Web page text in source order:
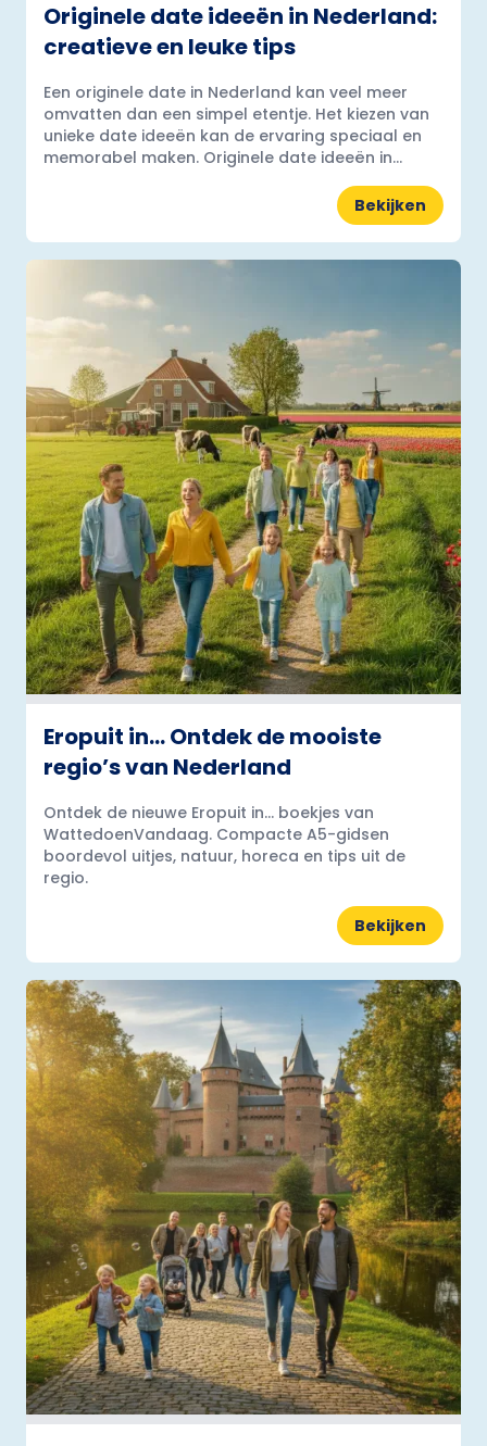
Originele date ideeën in Nederland:
creatieve en leuke tips
Een originele date in Nederland kan veel meer
omvatten dan een simpel etentje. Het kiezen van
unieke date ideeën kan de ervaring speciaal en
memorabel maken. Originele date ideeën in...
Bekijken
Eropuit in… Ontdek de mooiste
regio’s van Nederland
Ontdek de nieuwe Eropuit in... boekjes van
WattedoenVandaag. Compacte A5-gidsen
boordevol uitjes, natuur, horeca en tips uit de
regio.
Bekijken